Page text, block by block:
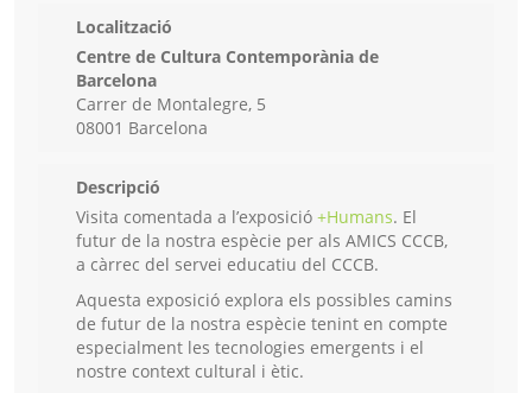
Localització
Centre de Cultura Contemporània de
Barcelona
Carrer de Montalegre, 5
08001 Barcelona
Descripció
Visita comentada a l’exposició +Humans. El
futur de la nostra espècie per als AMICS CCCB,
a càrrec del servei educatiu del CCCB.
Aquesta exposició explora els possibles camins
de futur de la nostra espècie tenint en compte
especialment les tecnologies emergents i el
nostre context cultural i ètic.